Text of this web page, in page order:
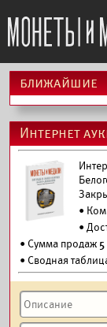
ближайшие
Интернет
•
•
• Сумма продаж
• Сводная